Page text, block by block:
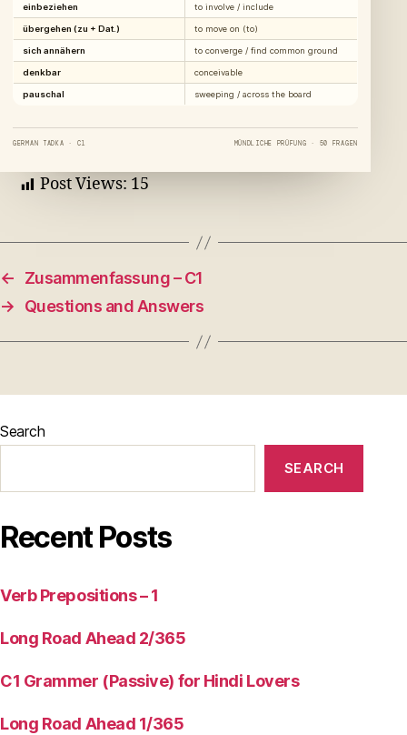
einbeziehen to involve / include
übergehen (zu + Dat.) to move on (to)
sich annähern to converge / find common ground
denkbar conceivable
pauschal sweeping / across the board
GERMAN TADKA · C1 MÜNDLICHE PRÜFUNG · 50 FRAGEN
Post Views: 15
←
Zusammenfassung – C1
→
Questions and Answers
Search
SEARCH
Recent Posts
Verb Prepositions – 1
Long Road Ahead 2/365
C1 Grammer (Passive) for Hindi Lovers
Long Road Ahead 1/365